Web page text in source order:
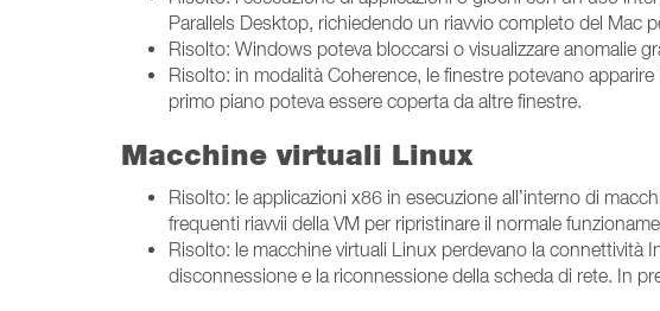
Parallels Desktop, richiedendo un riavvio completo del Mac
Risolto: Windows poteva bloccarsi o visualizzare anomalie
Risolto: in modalità Coherence, le finestre potevano
primo piano poteva essere coperta da altre finestre.
Macchine virtuali Linux
Risolto: le applicazioni x86 in esecuzione all’interno di
frequenti riavvii della VM per ripristinare il normale
Risolto: le macchine virtuali Linux perdevano la connettività
disconnessione e la riconnessione della scheda di rete. In